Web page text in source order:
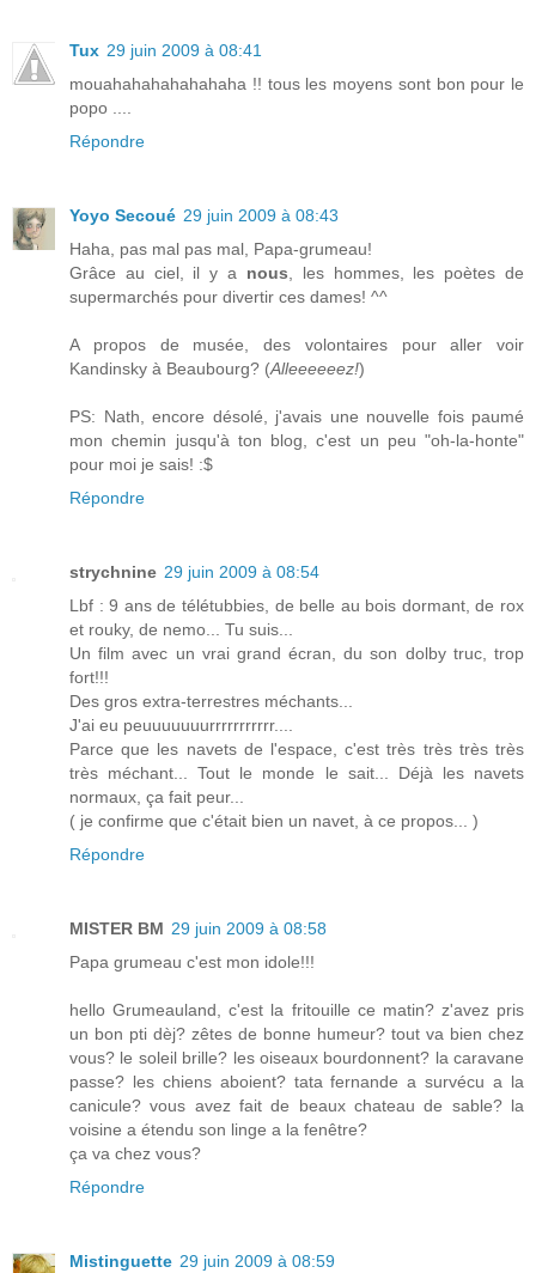
Tux 29 juin 2009 à 08:41
mouahahahahahahaha !! tous les moyens sont bon pour le
popo ....
Répondre
Yoyo Secoué 29 juin 2009 à 08:43
Haha, pas mal pas mal, Papa-grumeau!
Grâce au ciel, il y a nous, les hommes, les poètes de
supermarchés pour divertir ces dames! ^^
A propos de musée, des volontaires pour aller voir
Kandinsky à Beaubourg? (Alleeeeeez!)
PS: Nath, encore désolé, j'avais une nouvelle fois paumé
mon chemin jusqu'à ton blog, c'est un peu "oh-la-honte"
pour moi je sais! :$
Répondre
strychnine 29 juin 2009 à 08:54
Lbf : 9 ans de télétubbies, de belle au bois dormant, de rox
et rouky, de nemo... Tu suis...
Un film avec un vrai grand écran, du son dolby truc, trop
fort!!!
Des gros extra-terrestres méchants...
J'ai eu peuuuuuuurrrrrrrrrrr....
Parce que les navets de l'espace, c'est très très très très
très méchant... Tout le monde le sait... Déjà les navets
normaux, ça fait peur...
( je confirme que c'était bien un navet, à ce propos... )
Répondre
MISTER BM 29 juin 2009 à 08:58
Papa grumeau c'est mon idole!!!
hello Grumeauland, c'est la fritouille ce matin? z'avez pris
un bon pti dèj? zêtes de bonne humeur? tout va bien chez
vous? le soleil brille? les oiseaux bourdonnent? la caravane
passe? les chiens aboient? tata fernande a survécu a la
canicule? vous avez fait de beaux chateau de sable? la
voisine a étendu son linge a la fenêtre?
ça va chez vous?
Répondre
Mistinguette 29 juin 2009 à 08:59